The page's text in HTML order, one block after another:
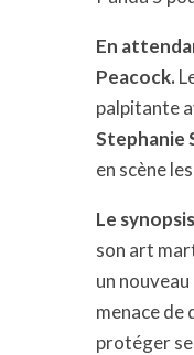
En
Peacock.
palpitante
Stephanie
en scène
Le
son art
un
menace de
protéger